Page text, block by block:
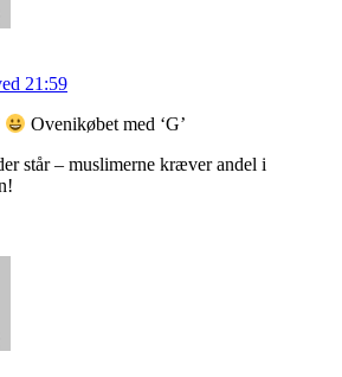
21:59
Ovenikøbet med ‘G’
står – muslimerne kræver andel i